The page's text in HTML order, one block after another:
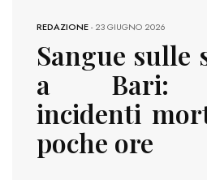
REDAZIONE-23 GIUGNO 2026
Sangue sulle
a Bari:
incidenti
poche ore